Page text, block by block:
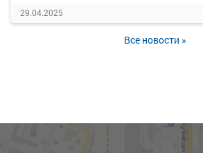
29.04.2025
Все новости »